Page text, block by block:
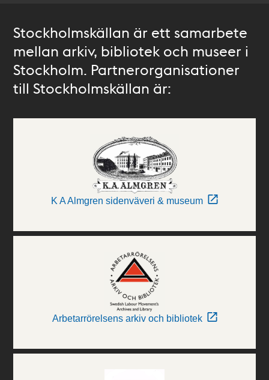
Stockholmskällan är ett samarbete
mellan arkiv, bibliotek och museer i
Stockholm. Partnerorganisationer
till Stockholmskällan är:
K A Almgren sidenväveri & museum
Arbetarrörelsens arkiv och bibliotek